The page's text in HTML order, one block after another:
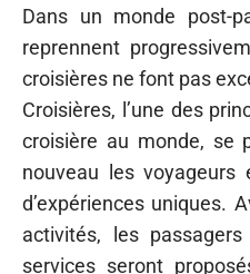
Dans un monde post-
reprennent
croisières ne font pas
Croisières, l’une des
croisière au monde, se
nouveau les voyageurs
d’expériences uniques.
activités, les
services seront